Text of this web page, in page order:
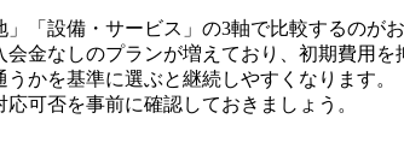
「設備・サービス」の3軸で比較するのがお
金なしのプランが増えており、初期費用を
かを基準に選ぶと継続しやすくなります。
可否を事前に確認しておきましょう。